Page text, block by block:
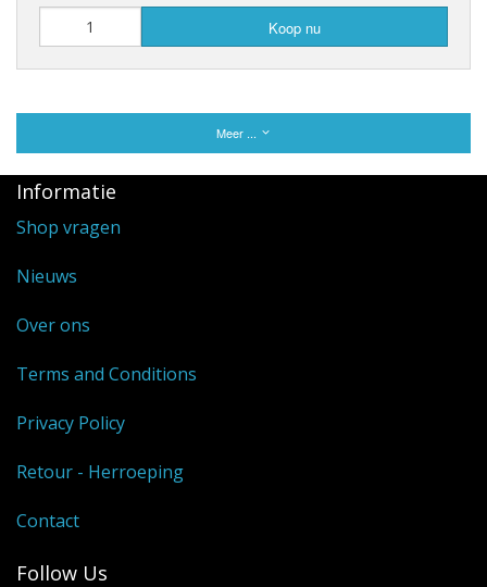
Koop nu
Meer ...
Informatie
Shop vragen
Nieuws
Over ons
Terms and Conditions
Privacy Policy
Retour - Herroeping
Contact
Follow Us